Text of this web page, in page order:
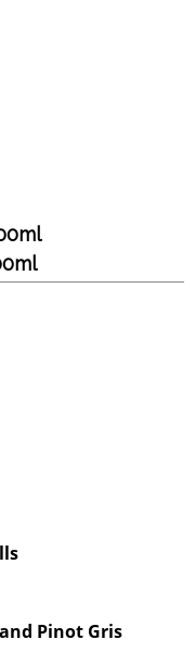
Pinot Gris